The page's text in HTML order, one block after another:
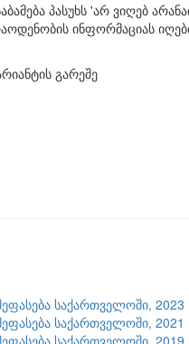
პასუხს 'არ ვიღებ
ინფორმაციას
გარეშე
საქართველოში, 2023
საქართველოში, 2021
საქართველოში, 2019